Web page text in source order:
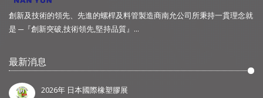
創新及技術的領先、先進的螺桿及料管製造商南允公司所秉持一貫理念就
是 ─『創新突破,技術領先,堅持品質』...
最新消息
2026年 日本國際橡塑膠展